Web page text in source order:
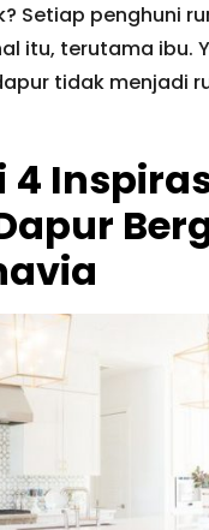
Setiap penghuni
itu, terutama ibu.
tidak menjadi
4